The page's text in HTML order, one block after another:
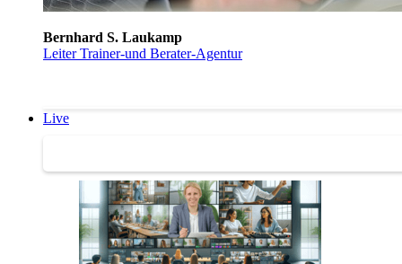
Bernhard S. Laukamp
Leiter Trainer-und Berater-Agentur
Live